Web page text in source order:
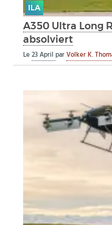
ILA
A350 Ultra Long
absolviert
Le23 AprilparVolker K.